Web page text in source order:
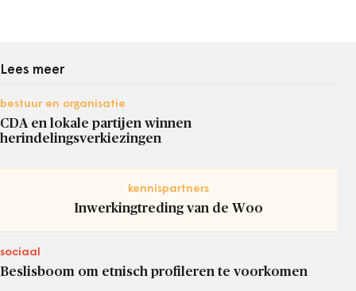
Lees meer
bestuur en organisatie
CDA en lokale partijen winnen
herindelingsverkiezingen
kennispartners
Inwerkingtreding van de Woo
sociaal
Beslisboom om etnisch profileren te voorkomen